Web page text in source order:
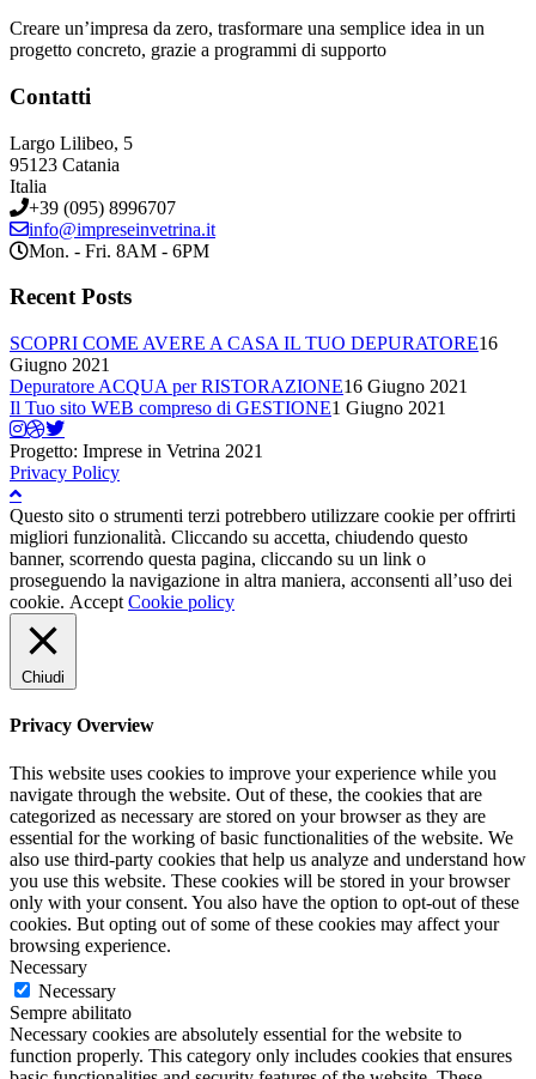
Creare un’impresa da zero, trasformare una semplice idea in un
progetto concreto, grazie a programmi di supporto
Contatti
Largo Lilibeo, 5
95123 Catania
Italia
+39 (095) 8996707
info@impreseinvetrina.it
Mon. - Fri. 8AM - 6PM
Recent Posts
SCOPRI COME AVERE A CASA IL TUO DEPURATORE16
Giugno 2021
Depuratore ACQUA per RISTORAZIONE16 Giugno 2021
Il Tuo sito WEB compreso di GESTIONE1 Giugno 2021
Progetto: Imprese in Vetrina 2021
Privacy Policy
Questo sito o strumenti terzi potrebbero utilizzare cookie per offrirti
migliori funzionalità. Cliccando su accetta, chiudendo questo
banner, scorrendo questa pagina, cliccando su un link o
proseguendo la navigazione in altra maniera, acconsenti all’uso dei
cookie. Accept Cookie policy
Chiudi
Privacy Overview
This website uses cookies to improve your experience while you
navigate through the website. Out of these, the cookies that are
categorized as necessary are stored on your browser as they are
essential for the working of basic functionalities of the website. We
also use third-party cookies that help us analyze and understand how
you use this website. These cookies will be stored in your browser
only with your consent. You also have the option to opt-out of these
cookies. But opting out of some of these cookies may affect your
browsing experience.
Necessary
Necessary
Sempre abilitato
Necessary cookies are absolutely essential for the website to
function properly. This category only includes cookies that ensures